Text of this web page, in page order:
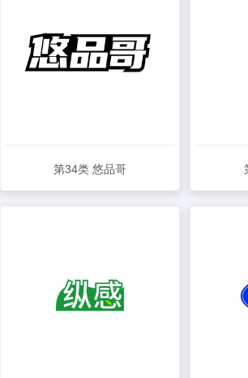
第34类 悠品哥